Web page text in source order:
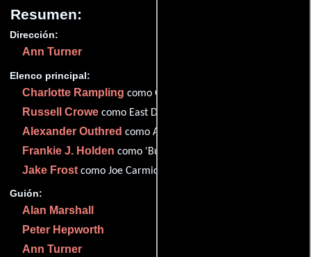
Resumen:
Dirección:
Ann Turner
Elenco principal:
Charlotte Rampling como Grace McAlister
Russell Crowe como East Driscoll
Alexander Outhred como Alan Marshall
Frankie J. Holden como 'Bushman' Marshall
Jake Frostcomo Joe Carmichael (as Jake D. Frost)
Guión:
Alan Marshall
Peter Hepworth
Ann Turner